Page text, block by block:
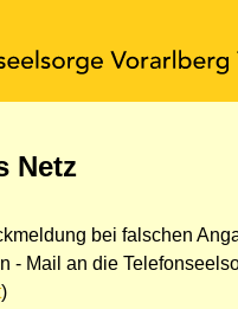
Netz
bei falschen
- Mail an die
)